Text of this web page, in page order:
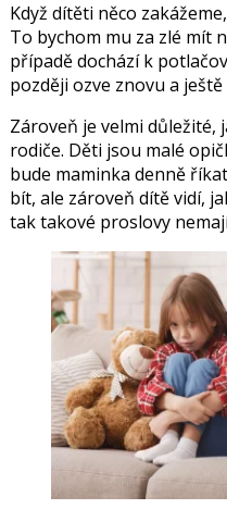
Když dítěti něco
To bychom mu za zlé mít
případě dochází k
později ozve znovu a ještě
Zároveň je velmi důležité,
rodiče. Děti jsou malé
bude maminka denně
bít, ale zároveň dítě vidí,
tak takové proslovy